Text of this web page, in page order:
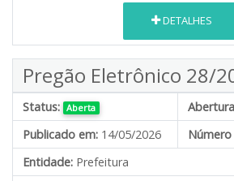
DETALHES
Pregão Eletrônico 28/
Status: Aberta
Publicado em: 14/05/2026
Entidade: Prefeitura